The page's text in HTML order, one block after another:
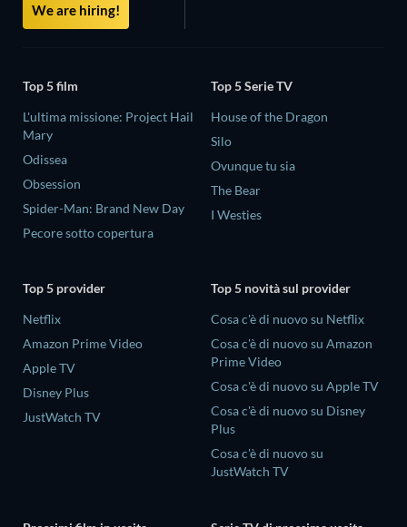
We are hiring!
Top 5 film
L'ultima missione: Project Hail
Mary
Odissea
Obsession
Spider-Man: Brand New Day
Pecore sotto copertura
Top 5 Serie TV
House of the Dragon
Silo
Ovunque tu sia
The Bear
I Westies
Top 5 provider
Netflix
Amazon Prime Video
Apple TV
Disney Plus
JustWatch TV
Top 5 novità sul provider
Cosa c'è di nuovo su Netflix
Cosa c'è di nuovo su Amazon
Prime Video
Cosa c'è di nuovo su Apple TV
Cosa c'è di nuovo su Disney
Plus
Cosa c'è di nuovo su
JustWatch TV